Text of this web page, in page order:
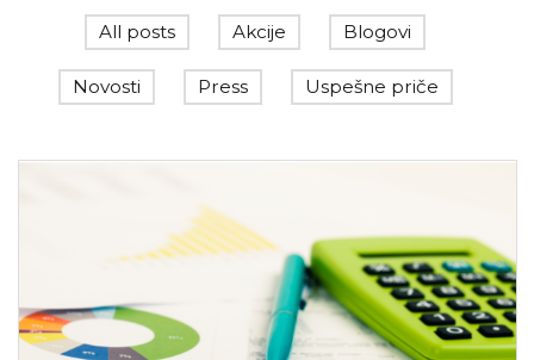
All posts Akcije Blogovi
Novosti Press Uspešne priče